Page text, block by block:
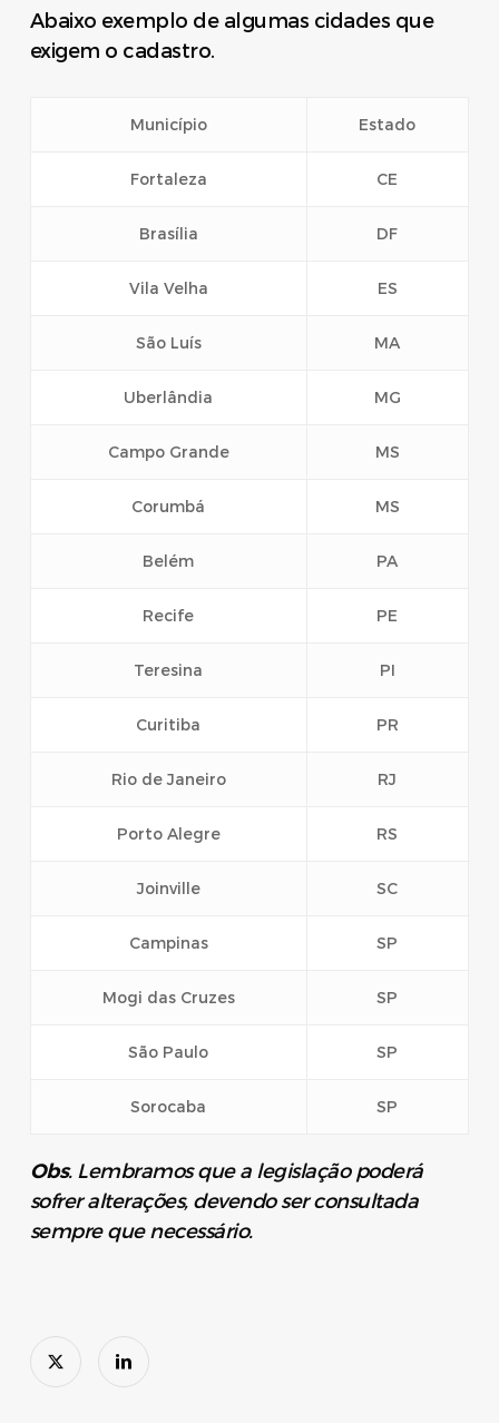
Abaixo exemplo de algumas cidades que
exigem o cadastro.
Município Estado
Fortaleza CE
Brasília DF
Vila Velha ES
São Luís MA
Uberlândia MG
Campo Grande MS
Corumbá MS
Belém PA
Recife PE
Teresina PI
Curitiba PR
Rio de Janeiro RJ
Porto Alegre RS
Joinville SC
Campinas SP
Mogi das Cruzes SP
São Paulo SP
Sorocaba SP
Obs. Lembramos que a legislação poderá
sofrer alterações, devendo ser consultada
sempre que necessário.